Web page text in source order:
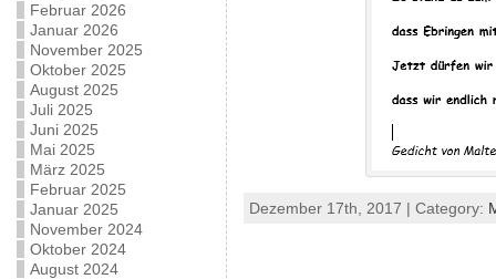
Februar 2026
Januar 2026
November 2025
Oktober 2025
August 2025
Juli 2025
Juni 2025
Mai 2025
März 2025
Februar 2025
Januar 2025
November 2024
Oktober 2024
August 2024
Dezember 17th, 2017 | Category: